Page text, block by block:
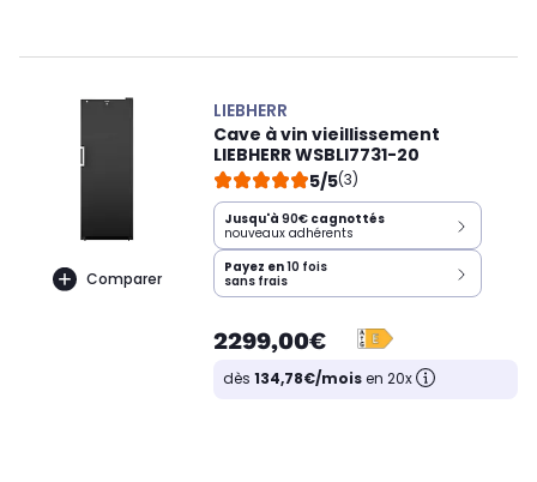
Comparer
LIEBHERR
Cave à vin vieillissement
LIEBHERR WSBLI7731-20
5/5(3)
Jusqu'à 90€ cagnottés
nouveaux adhérents
Payez en10 fois
sans frais
2299,00€
dès 134,78€/moisen 20x